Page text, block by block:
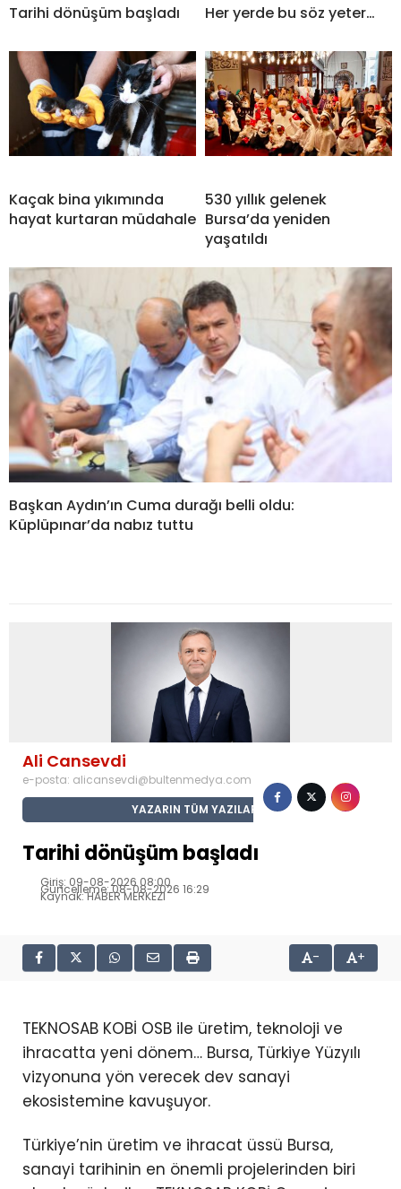
Tarihi dönüşüm başladı Her yerde bu söz yeter…
Kaçak bina yıkımında
hayat kurtaran müdahale
530 yıllık gelenek
Bursa’da yeniden
yaşatıldı
Başkan Aydın’ın Cuma durağı belli oldu:
Küplüpınar’da nabız tuttu
Ali Cansevdi
e-posta: alicansevdi@bultenmedya.com
YAZARIN TÜM YAZILARI
Tarihi dönüşüm başladı
Giriş: 09-08-2026 08:00
Güncelleme: 08-08-2026 16:29
Kaynak: HABER MERKEZI
- +
TEKNOSAB KOBİ OSB ile üretim, teknoloji ve
ihracatta yeni dönem… Bursa, Türkiye Yüzyılı
vizyonuna yön verecek dev sanayi
ekosistemine kavuşuyor.
Türkiye’nin üretim ve ihracat üssü Bursa,
sanayi tarihinin en önemli projelerinden biri